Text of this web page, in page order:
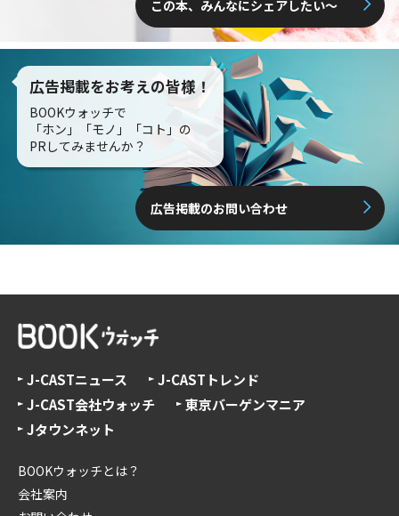
この本、みんなにシェアしたい〜
広告掲載をお考えの皆様！
BOOKウォッチで
「ホン」「モノ」「コト」の
PRしてみませんか？
広告掲載のお問い合わせ
J-CASTニュース
J-CASTトレンド
J-CAST会社ウォッチ
東京バーゲンマニア
Jタウンネット
BOOKウォッチとは？
会社案内